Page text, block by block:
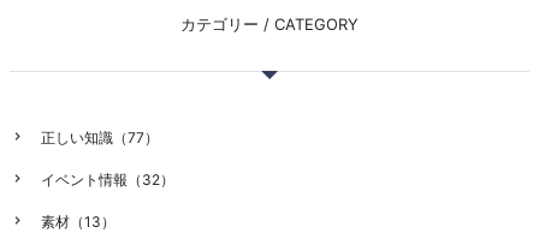
カテゴリー / CATEGORY
正しい知識（77）
イベント情報（32）
素材（13）